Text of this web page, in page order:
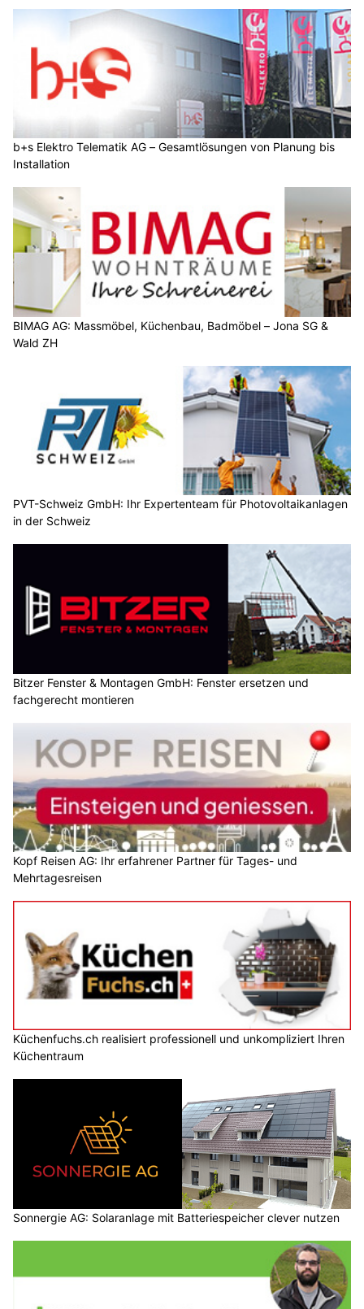
b+s Elektro Telematik AG – Gesamtlösungen von Planung bis
Installation
BIMAG AG: Massmöbel, Küchenbau, Badmöbel – Jona SG &
Wald ZH
PVT-Schweiz GmbH: Ihr Expertenteam für Photovoltaikanlagen
in der Schweiz
Bitzer Fenster & Montagen GmbH: Fenster ersetzen und
fachgerecht montieren
Kopf Reisen AG: Ihr erfahrener Partner für Tages- und
Mehrtagesreisen
Küchenfuchs.ch realisiert professionell und unkompliziert Ihren
Küchentraum
Sonnergie AG: Solaranlage mit Batteriespeicher clever nutzen